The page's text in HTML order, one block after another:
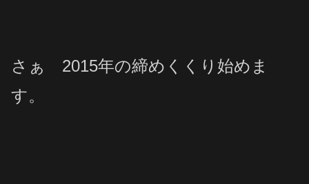
さぁ 2015年の締めくくり始めま
す。